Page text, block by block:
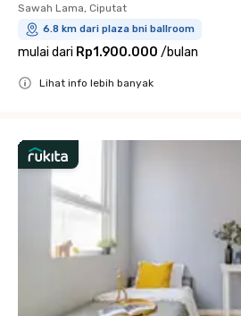
Sawah Lama, Ciputat
6.8 km dari plaza bni ballroom
mulai dari Rp1.900.000 /bulan
Lihat info lebih banyak